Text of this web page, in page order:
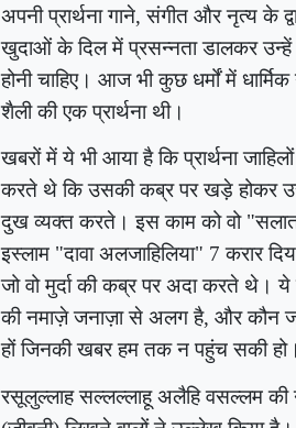
अपनी प्रार्थना गाने,संगीत और नृत्य के
खुदाओं के दिल में प्रसन्नता डालकर उन्हें
होनी चाहिए। आज भी कुछ धर्मों में
शैली की एक प्रार्थना थी।
खबरों में ये भी आया है कि प्रार्थना
करते थे कि उसकी कब्र पर खड़े होकर
दुख व्यक्त करते। इस काम को वो
इस्लाम "दावा अलजाहिलिया" 7 करार
जो वो मुर्दा की कब्र पर अदा करते थे।
की नमाज़े जनाज़ा से अलग है, और कौन
हों जिनकी खबर हम तक न पहुंच सकी हो।
रसूलुल्लाह सल्लल्लाहू अलैहि वसल्लम